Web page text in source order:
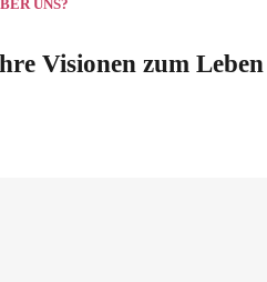
Visionen zum Leben
UNS?